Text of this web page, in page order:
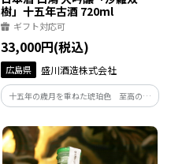
樹」十五年古酒 720ml
ギフト対応可
33,000円(税込)
広島県 盛川酒造株式会社
十五年の歳月を重ねた琥珀色 至高の大
吟醸酒